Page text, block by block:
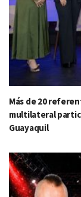
Más de 20
multilateral
Guayaquil